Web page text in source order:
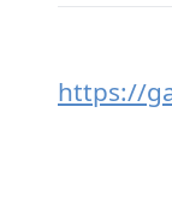
https://